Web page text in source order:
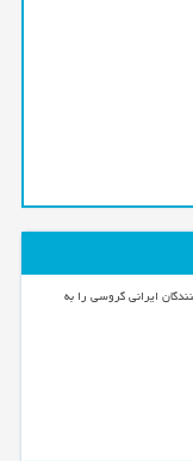
ایرانی گروسی را به